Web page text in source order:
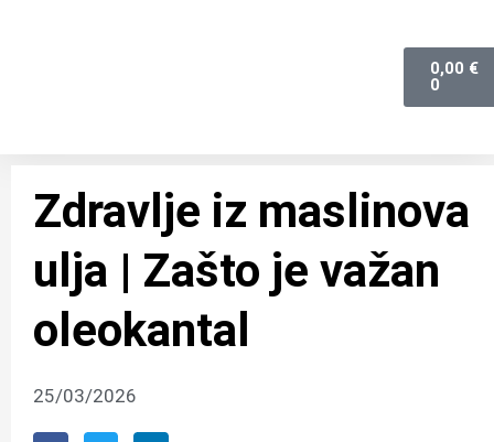
0,00 €
0
Zdravlje iz maslinova
ulja | Zašto je važan
oleokantal
25/03/2026